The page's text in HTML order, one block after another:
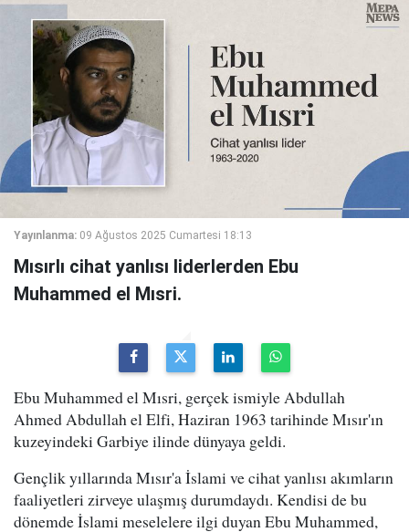
Yayınlanma: 09 Ağustos 2025 Cumartesi 18:13
Mısırlı cihat yanlısı liderlerden Ebu
Muhammed el Mısri.
Ebu Muhammed el Mısri, gerçek ismiyle Abdullah
Ahmed Abdullah el Elfi, Haziran 1963 tarihinde Mısır'ın
kuzeyindeki Garbiye ilinde dünyaya geldi.
Gençlik yıllarında Mısır'a İslami ve cihat yanlısı akımların
faaliyetleri zirveye ulaşmış durumdaydı. Kendisi de bu
dönemde İslami meselelere ilgi duyan Ebu Muhammed,